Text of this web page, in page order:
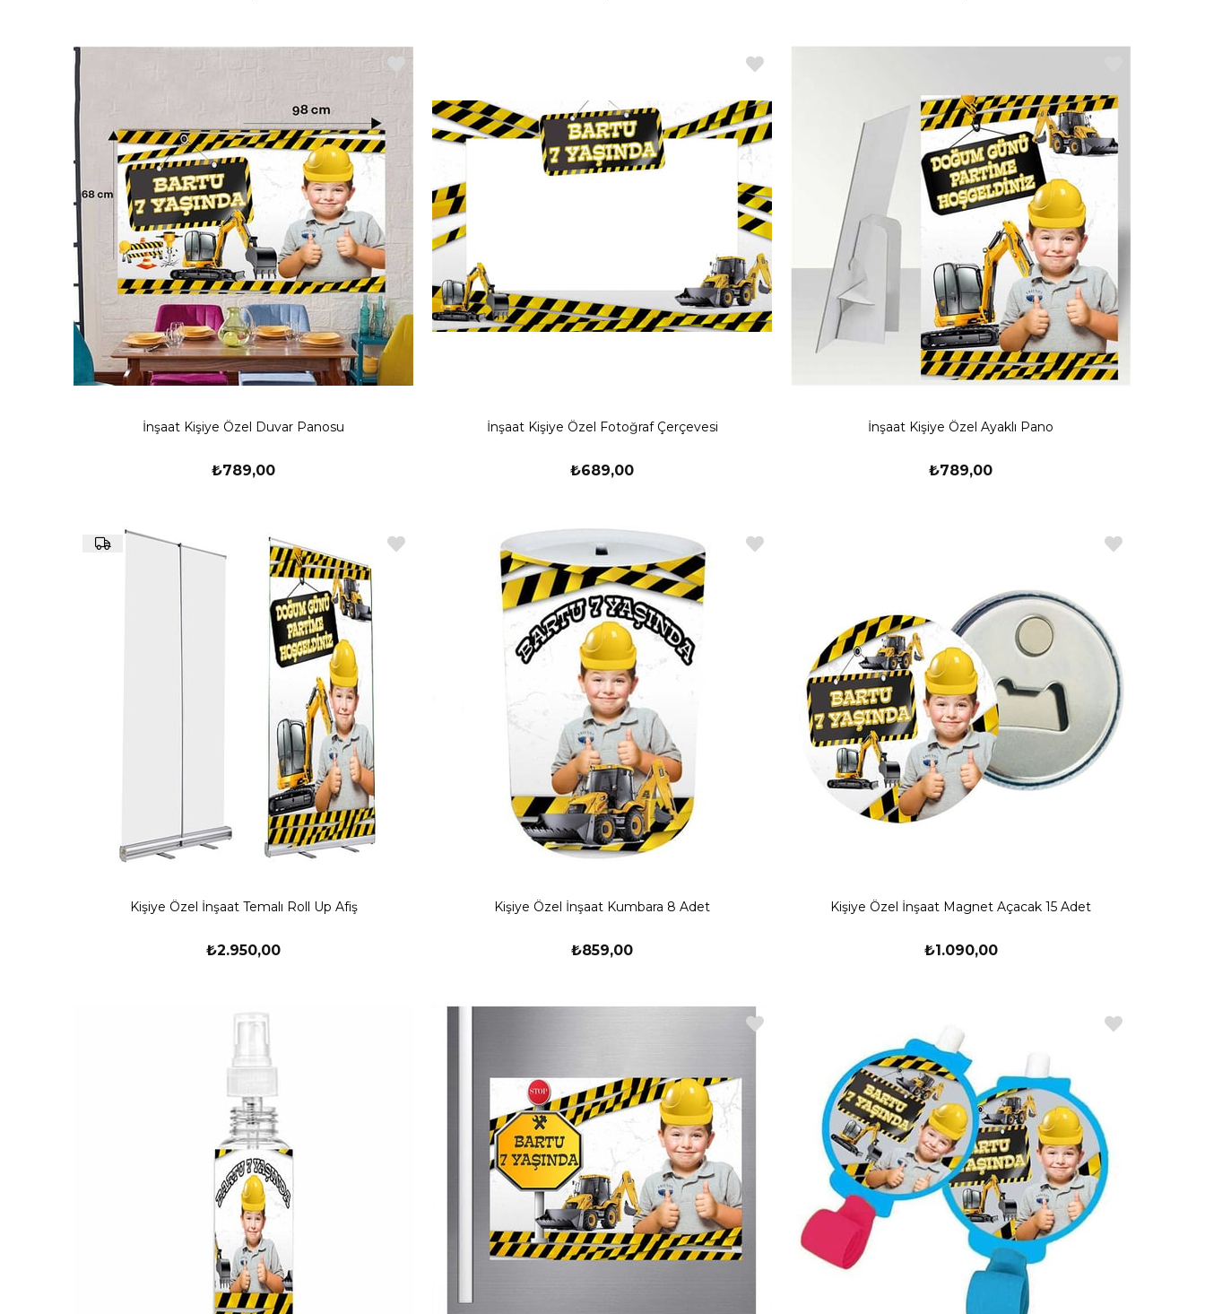
İnşaat Kişiye Özel Duvar Panosu
₺789,00
İnşaat Kişiye Özel Fotoğraf Çerçevesi
₺689,00
İnşaat Kişiye Özel Ayaklı Pano
₺789,00
Kişiye Özel İnşaat Temalı Roll Up Afiş
₺2.950,00
Kişiye Özel İnşaat Kumbara 8 Adet
₺859,00
Kişiye Özel İnşaat Magnet Açacak 15 Adet
₺1.090,00